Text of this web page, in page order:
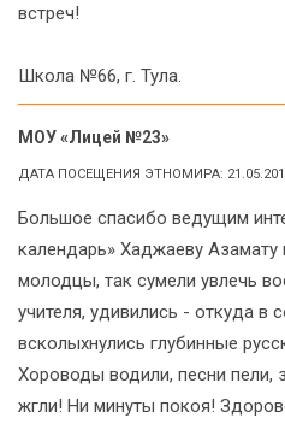
встреч!
Школа №66, г. Тула.
МОУ «Лицей №23»
ДАТА ПОСЕЩЕНИЯ ЭТНОМИРА:
Большое спасибо ведущим
календарь» Хаджаеву Азамату
молодцы, так сумели увлечь
учителя, удивились - откуда в
всколыхнулись глубинные
Хороводы водили, песни пели,
жгли! Ни минуты покоя!